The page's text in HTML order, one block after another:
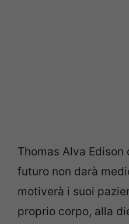
Thomas Alva
futuro non darà
motiverà i suoi
proprio corpo, alla